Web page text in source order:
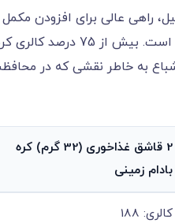
راهی عالی برای افزودن
و میان وعده‌‍های پر
به خاطر نقشی که در
2 قاشق غذاخوری (32 گرم) کره
بادام زمینی
کالری: 188